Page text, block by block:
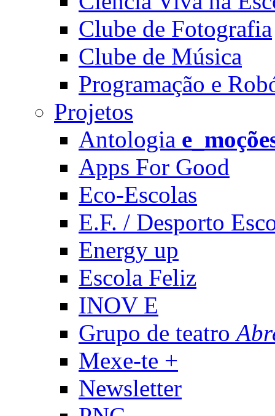
Clube de Fotografia
Clube de Música
Programação e
Projetos
Antologia
Apps For Good
Eco-Escolas
E.F. / Desporto
Energy up
Escola Feliz
INOV E
Grupo de teatro
Mexe-te +
Newsletter